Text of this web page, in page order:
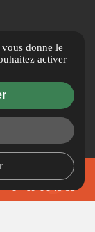
04 69 00 13 83
donne le
activer